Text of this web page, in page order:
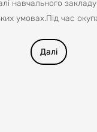
навчального
умовах.Під час
або зруйновано
Далі